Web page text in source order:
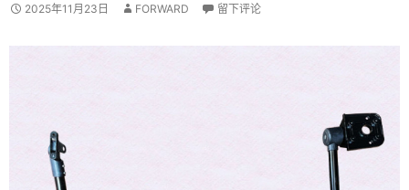
2025年11月23日 FORWARD 留下评论